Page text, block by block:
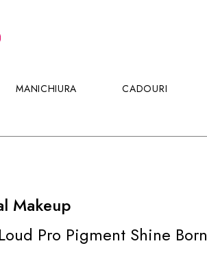
MANICHIURA CADOURI
Makeup
Pro Pigment Shine Born